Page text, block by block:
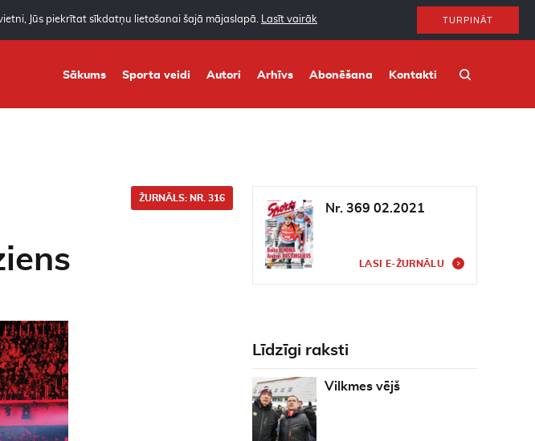
Jūs piekrītat sīkdatņu lietošanai šajā mājaslapā. Lasīt vairāk TURPINĀT
Sākums Sporta veidi Autori Arhīvs Abonēšana Kontakti
ŽURNĀLS: NR. 316
Nr. 369 02.2021
LASI E-ŽURNĀLU
Līdzīgi raksti
Vilkmes vējš